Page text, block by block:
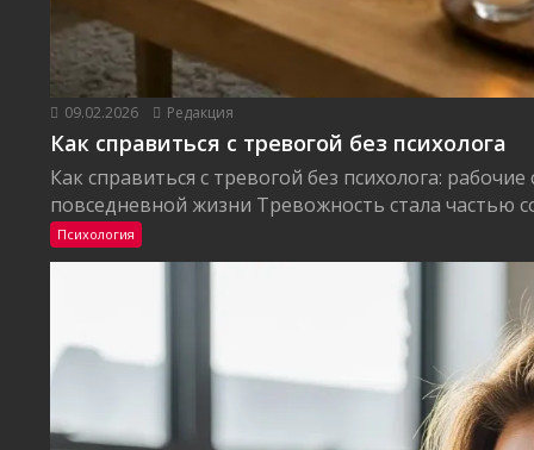
09.02.2026 Редакция
Как справиться с тревогой без психолога
Как справиться с тревогой без психолога:
повседневной жизни Тревожность стала частью
Психология